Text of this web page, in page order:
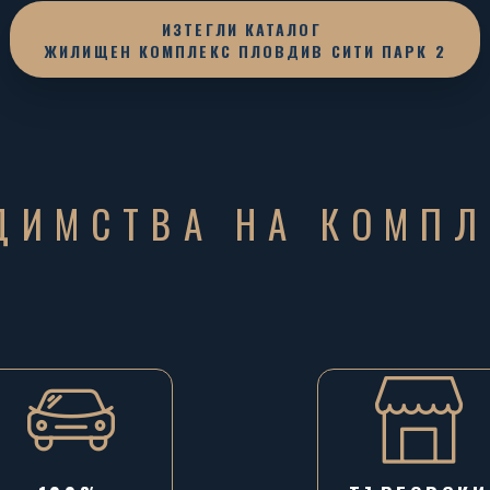
ИЗТЕГЛИ КАТАЛОГ
ЖИЛИЩЕН КОМПЛЕКС ПЛОВДИВ СИТИ ПАРК 2
НА